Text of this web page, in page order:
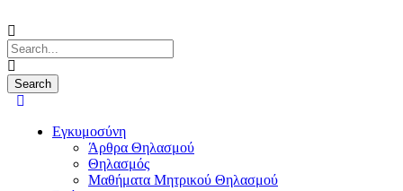
Εγκυμοσύνη
Άρθρα Θηλασμού
Θηλασμός
Μαθήματα Μητρικού Θηλασμού